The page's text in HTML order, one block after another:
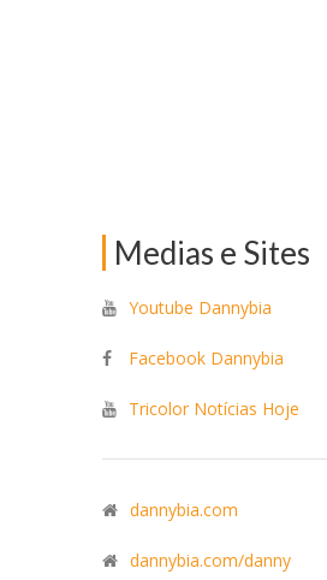
Medias e Sites
Youtube Dannybia
Facebook Dannybia
Tricolor Notícias Hoje
dannybia.com
dannybia.com/danny